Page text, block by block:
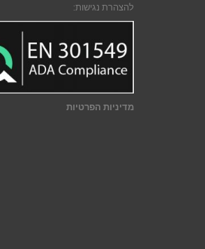
להצהרת נגישות:
מדיניות הפרטיות